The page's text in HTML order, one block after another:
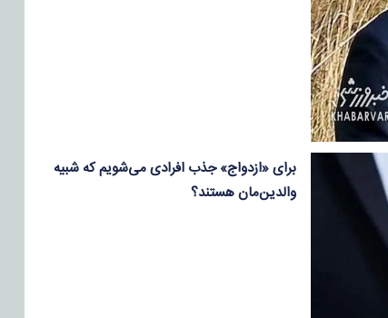
برای «ازدواج» جذب افرادی می‌شویم که شبیه
والدین‌مان هستند؟